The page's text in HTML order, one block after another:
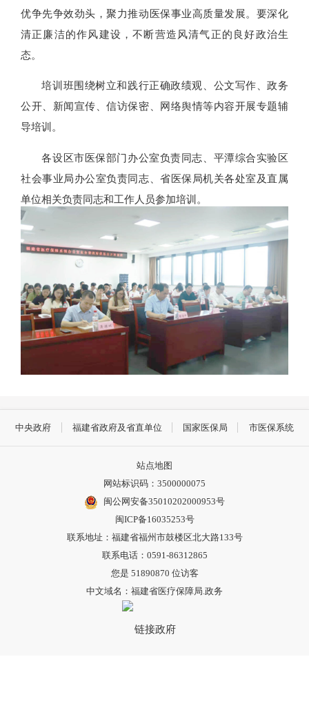
优争先争效劲头，聚力推动医保事业高质量发展。要深化
清正廉洁的作风建设，不断营造风清气正的良好政治生
态。
培训班围绕树立和践行正确政绩观、公文写作、政务
公开、新闻宣传、信访保密、网络舆情等内容开展专题辅
导培训。
各设区市医保部门办公室负责同志、平潭综合实验区
社会事业局办公室负责同志、省医保局机关各处室及直属
单位相关负责同志和工作人员参加培训。
中央政府 福建省政府及省直单位 国家医保局 市医保系统
站点地图
网站标识码：3500000075
闽公网安备35010202000953号
闽ICP备16035253号
联系地址：福建省福州市鼓楼区北大路133号
联系电话：0591-86312865
您是 51890870 位访客
中文域名：福建省医疗保障局.政务